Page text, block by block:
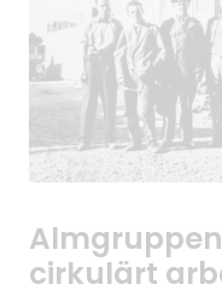
cirkulärt